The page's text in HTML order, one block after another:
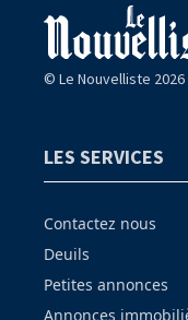
© Le Nouvelliste 2026
LES SERVICES
Contactez nous
Deuils
Petites annonces
Annonces